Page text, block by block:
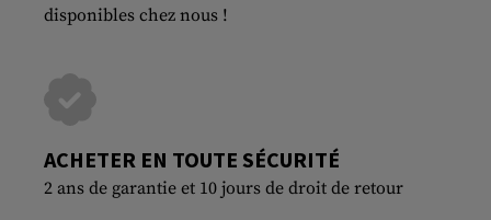
disponibles chez nous !
ACHETER EN TOUTE SÉCURITÉ
2 ans de garantie et 10 jours de droit de retour